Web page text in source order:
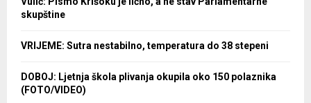
skupštine
VRIJEME: Sutra nestabilno, temperatura do 38 stepeni
DOBOJ: Ljetnja škola plivanja okupila oko 150 polaznika
(FOTO/VIDEO)